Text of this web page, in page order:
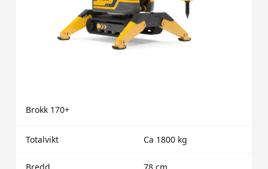
Brokk 170+
Totalvikt Ca 1800 kg